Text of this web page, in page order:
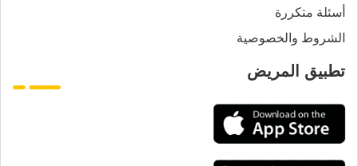
أسئلة متكررة
الشروط والخصوصية
تطبيق المريض